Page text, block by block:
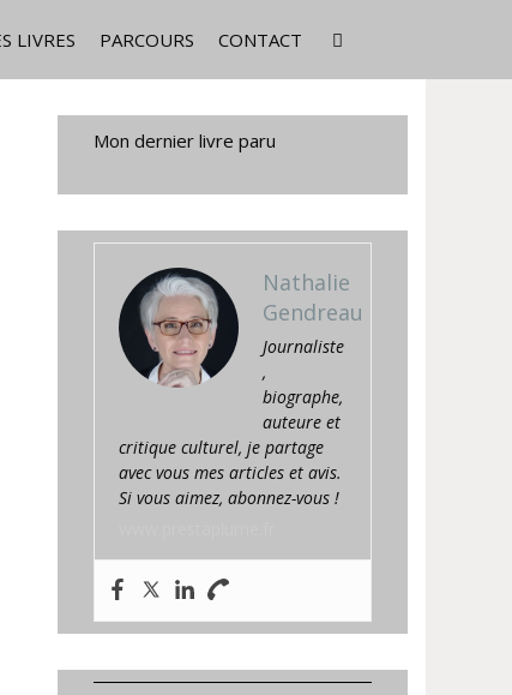
LIVRES PARCOURS CONTACT
Mon dernier livre paru
Nathalie
Gendreau
Journaliste
,
biographe,
auteure et
critique culturel, je partage
avec vous mes articles et avis.
Si vous aimez, abonnez-vous !